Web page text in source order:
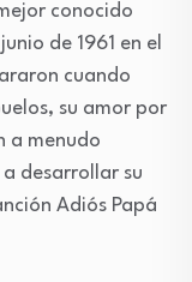
conocido
de 1961 en el
cuando
su amor por
a menudo
desarrollar su
Adiós Papá